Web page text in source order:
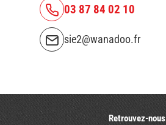
03 87 84 02 10
sie2@wanadoo.fr
Retrouvez-nous